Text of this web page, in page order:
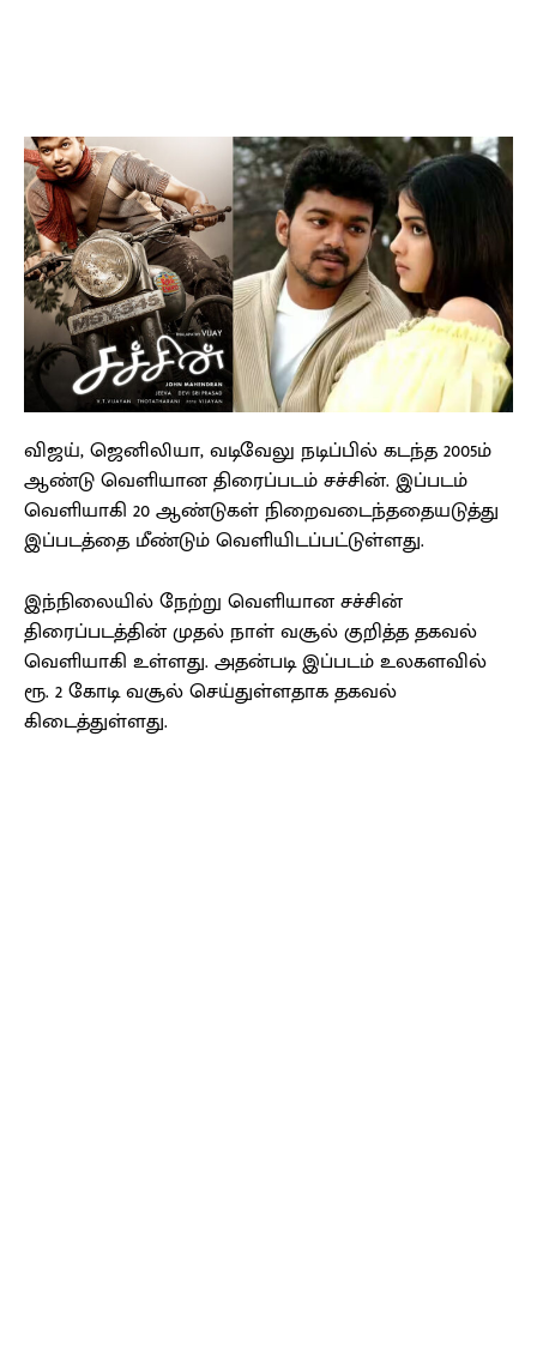
விஜய், ஜெனிலியா, வடிவேலு நடிப்பில் கடந்த 2005ம்
ஆண்டு வெளியான திரைப்படம் சச்சின். இப்படம்
வெளியாகி 20 ஆண்டுகள் நிறைவடைந்ததையடுத்து
இப்படத்தை மீண்டும் வெளியிடப்பட்டுள்ளது.
இந்நிலையில் நேற்று வெளியான சச்சின்
திரைப்படத்தின் முதல் நாள் வசூல் குறித்த தகவல்
வெளியாகி உள்ளது. அதன்படி இப்படம் உலகளவில்
ரூ. 2 கோடி வசூல் செய்துள்ளதாக தகவல்
கிடைத்துள்ளது.